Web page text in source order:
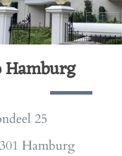
25
Hamburg